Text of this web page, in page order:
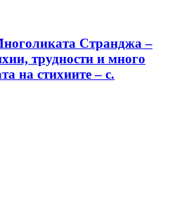
Странджа –
трудности и много
на стихиите – с.